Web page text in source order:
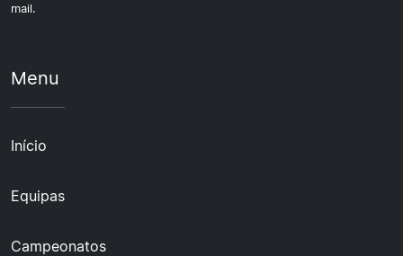
mail.
Menu
Início
Equipas
Campeonatos